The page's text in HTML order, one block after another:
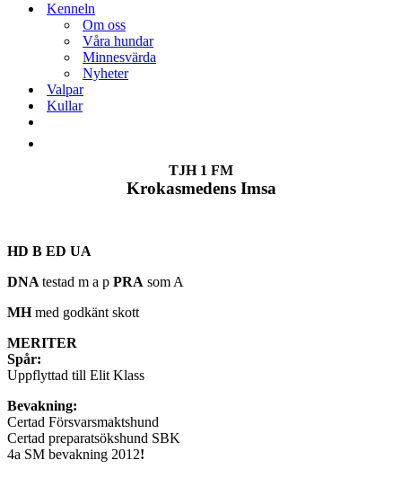
Kenneln
Om oss
Våra hundar
Minnesvärda
Nyheter
Valpar
Kullar
TJH 1 FM
Krokasmedens Imsa
HD B ED UA
DNA testad m a p PRA som A
MHmed godkänt skott
MERITER
Spår:
Uppflyttad till Elit Klass
Bevakning:
Certad Försvarsmaktshund
Certad preparatsökshund SBK
4a SM bevakning 2012!